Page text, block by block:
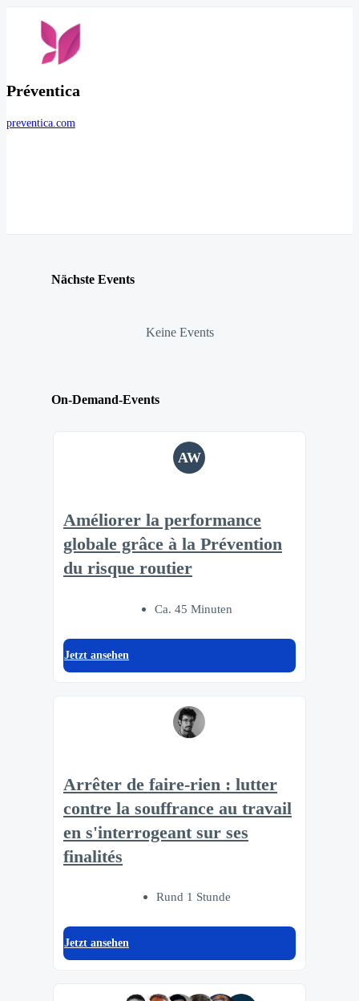
Préventica
preventica.com
Nächste Events
Keine Events
On-Demand-Events
AW
Améliorer la performance
globale grâce à la Prévention
du risque routier
Ca. 45 Minuten
Jetzt ansehen
Arrêter de faire-rien : lutter
contre la souffrance au travail
en s'interrogeant sur ses
finalités
Rund 1 Stunde
Jetzt ansehen